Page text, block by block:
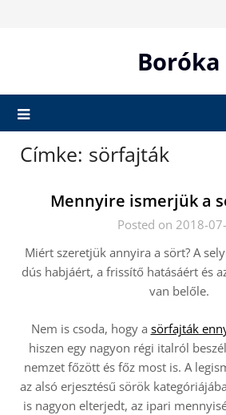
Boróka
Címke: sörfajták
Mennyire ismerjük a
Posted on 2018-
Miért szeretjük annyira a sört? A
dús habjáért, a frissítő hatásáért és
van belőle.
Nem is csoda, hogy a sörfajták
hiszen egy nagyon régi italról
nemzet főzött és főz most is. A
az alsó erjesztésű sörök
is nagyon elterjedt, az ipari